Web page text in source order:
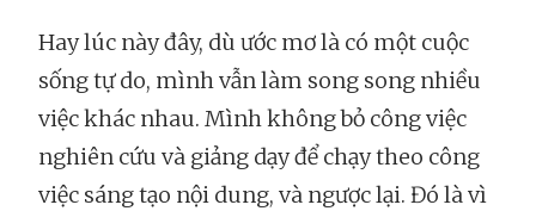
Hay lúc này đây, dù ước mơ là có một cuộc
sống tự do, mình vẫn làm song song nhiều
việc khác nhau. Mình không bỏ công việc
nghiên cứu và giảng dạy để chạy theo công
việc sáng tạo nội dung, và ngược lại. Đó là vì